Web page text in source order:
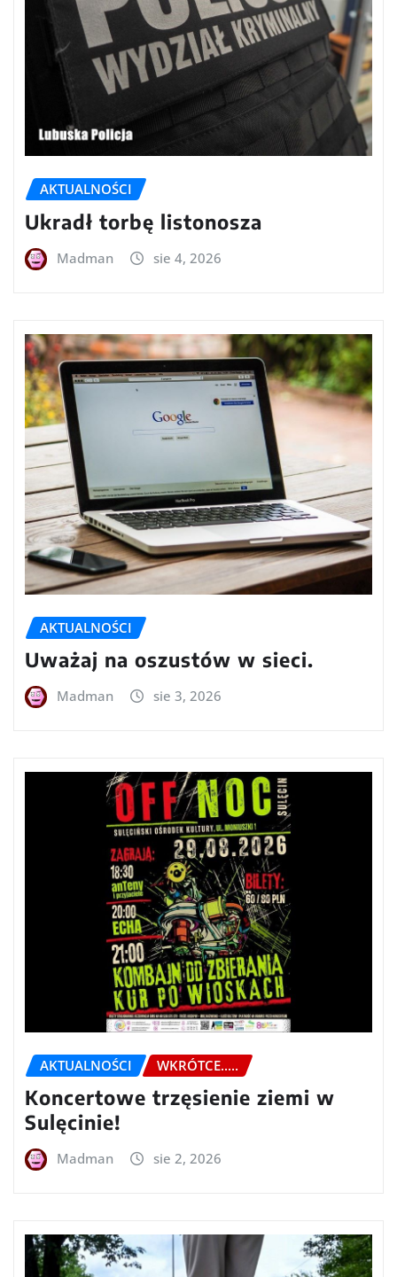
AKTUALNOŚCI
Ukradł torbę listonosza
Madman sie 4, 2026
AKTUALNOŚCI
Uważaj na oszustów w sieci.
Madman sie 3, 2026
AKTUALNOŚCI WKRÓTCE.....
Koncertowe trzęsienie ziemi w
Sulęcinie!
Madman sie 2, 2026